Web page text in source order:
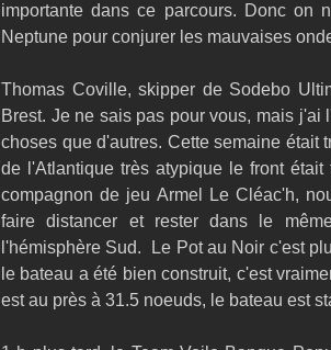
importante dans ce parcours. Donc
Neptune pour conjurer les mauvaises
Thomas Coville, skipper de Sodebo
Brest. Je ne sais pas pour vous, mais
choses que d'autres. Cette semaine était
de l'Atlantique très atypique le front
compagnon de jeu Armel Le Cléac'h,
faire distancer et rester dans le
l'hémisphère Sud.  Le Pot au Noir c'est
le bateau a été bien construit, c'est
est au près à 31.5 noeuds, le bateau est